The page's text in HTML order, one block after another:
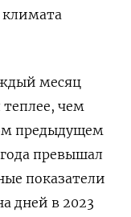
месяц
теплее, чем
предыдущем
превышал
показатели
дней в 2023